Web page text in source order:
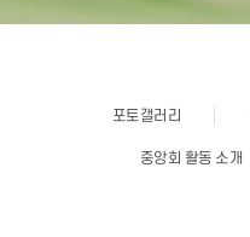
포토갤러리
중앙회 활동 소개